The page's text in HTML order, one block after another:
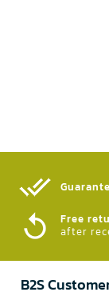
Free
after
B2S